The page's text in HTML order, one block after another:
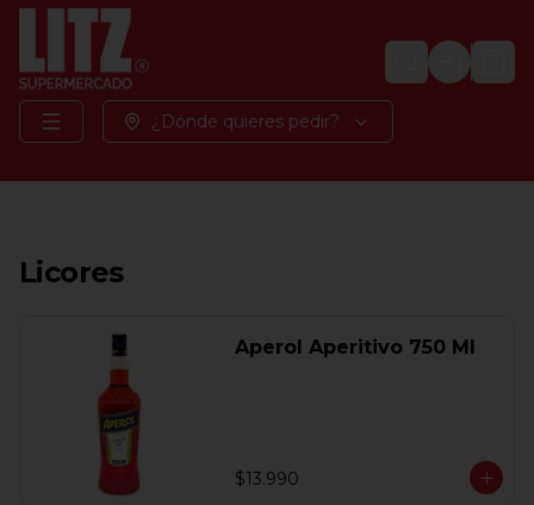
Login
¿Dónde quieres pedir?
Licores
Aperol Aperitivo 750 Ml
$13.990